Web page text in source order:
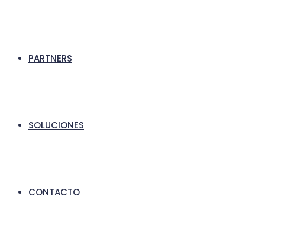
PARTNERS
SOLUCIONES
CONTACTO